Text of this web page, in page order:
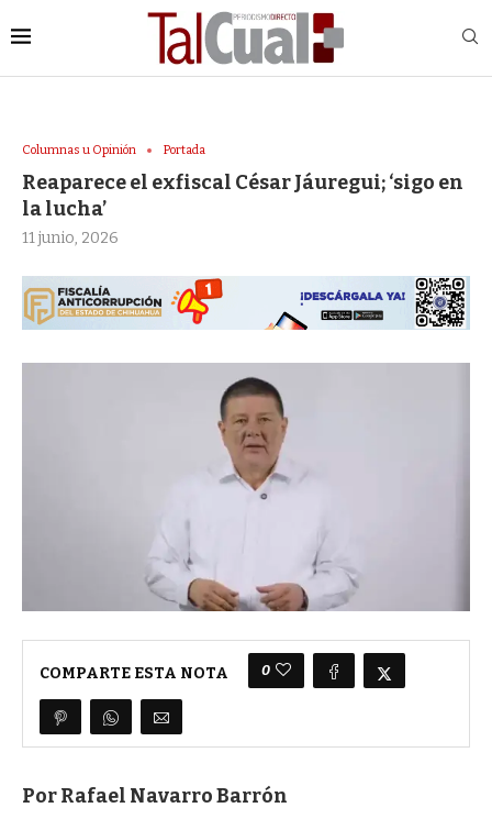
Columnas u Opinión Portada
Reaparece el exfiscal César Jáuregui; ‘sigo en
la lucha’
11 junio, 2026
COMPARTE ESTA NOTA 0
Por Rafael Navarro Barrón